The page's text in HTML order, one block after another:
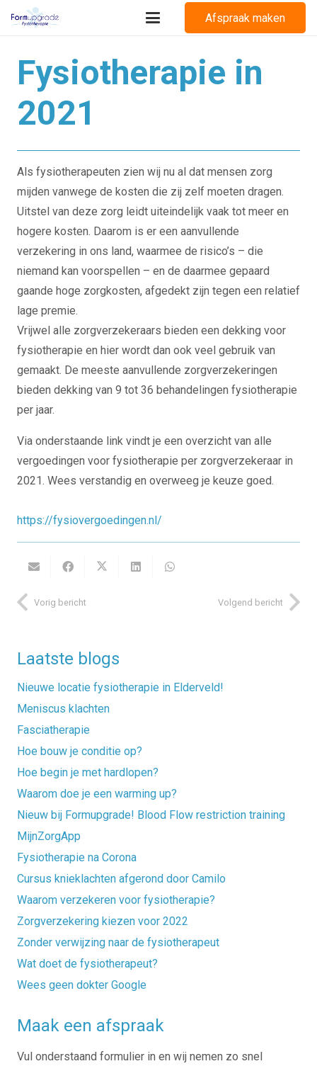
Afspraak maken
Fysiotherapie in
2021
Als fysiotherapeuten zien wij nu al dat mensen zorg
mijden vanwege de kosten die zij zelf moeten dragen.
Uitstel van deze zorg leidt uiteindelijk vaak tot meer en
hogere kosten. Daarom is er een aanvullende
verzekering in ons land, waarmee de risico’s – die
niemand kan voorspellen – en de daarmee gepaard
gaande hoge zorgkosten, afgedekt zijn tegen een relatief
lage premie.
Vrijwel alle zorgverzekeraars bieden een dekking voor
fysiotherapie en hier wordt dan ook veel gebruik van
gemaakt. De meeste aanvullende zorgverzekeringen
bieden dekking van 9 tot 36 behandelingen fysiotherapie
per jaar.
Via onderstaande link vindt je een overzicht van alle
vergoedingen voor fysiotherapie per zorgverzekeraar in
2021. Wees verstandig en overweeg je keuze goed.
https://fysiovergoedingen.nl/
Vorig bericht Volgend bericht
Laatste blogs
Nieuwe locatie fysiotherapie in Elderveld!
Meniscus klachten
Fasciatherapie
Hoe bouw je conditie op?
Hoe begin je met hardlopen?
Waarom doe je een warming up?
Nieuw bij Formupgrade! Blood Flow restriction training
MijnZorgApp
Fysiotherapie na Corona
Cursus knieklachten afgerond door Camilo
Waarom verzekeren voor fysiotherapie?
Zorgverzekering kiezen voor 2022
Zonder verwijzing naar de fysiotherapeut
Wat doet de fysiotherapeut?
Wees geen dokter Google
Maak een afspraak
Vul onderstaand formulier in en wij nemen zo snel